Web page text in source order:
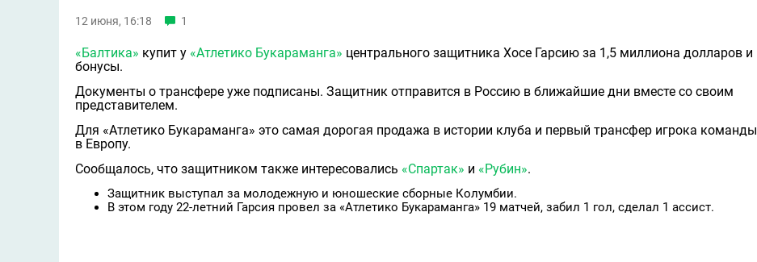
12 июня, 16:18 1
«Балтика» купит у «Атлетико Букараманга» центрального защитника Хосе Гарсию за 1,5 миллиона долларов и
бонусы.
Документы о трансфере уже подписаны. Защитник отправится в Россию в ближайшие дни вместе со своим
представителем.
Для «Атлетико Букараманга» это самая дорогая продажа в истории клуба и первый трансфер игрока команды
в Европу.
Сообщалось, что защитником также интересовались «Спартак» и «Рубин».
Защитник выступал за молодежную и юношеские сборные Колумбии.
В этом году 22-летний Гарсия провел за «Атлетико Букараманга» 19 матчей, забил 1 гол, сделал 1 ассист.